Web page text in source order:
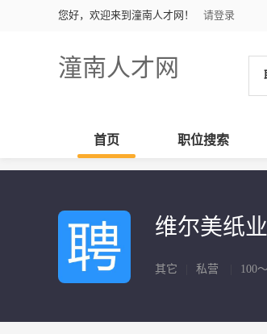
您好，欢迎来到潼南人才网！ 请登录
潼南人才网
首页 职位搜索
维尔美纸
其它 私营 100